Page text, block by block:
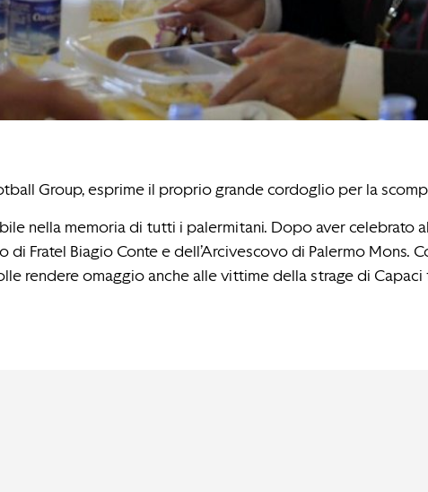
Group, esprime il proprio grande cordoglio per la
nella memoria di tutti i palermitani. Dopo aver celebrato
Fratel Biagio Conte e dell’Arcivescovo di Palermo Mons.
rendere omaggio anche alle vittime della strage di